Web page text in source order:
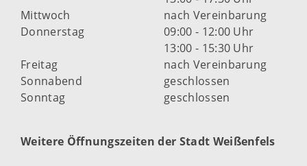
Mittwoch
nach Vereinbarung
Donnerstag
09:00 - 12:00 Uhr
13:00 - 15:30 Uhr
Freitag
nach Vereinbarung
Sonnabend
geschlossen
Sonntag
geschlossen
Weitere Öffnungszeiten der Stadt Weißenfels